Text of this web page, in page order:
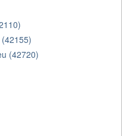
(42720)